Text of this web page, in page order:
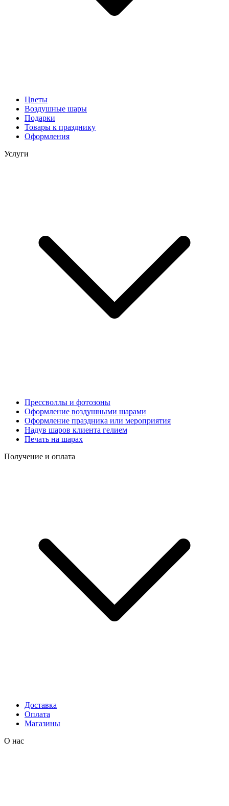
Цветы
Воздушные шары
Подарки
Товары к празднику
Оформления
Услуги
Прессволлы и фотозоны
Оформление воздушными шарами
Оформление праздника или мероприятия
Надув шаров клиента гелием
Печать на шарах
Получение и оплата
Доставка
Оплата
Магазины
О нас